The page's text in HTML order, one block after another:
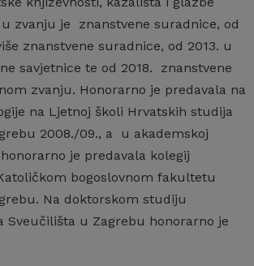
u zvanju je znanstvene suradnice, od
znanstvene suradnice, od 2013. u
savjetnice te od 2018. znanstvene
zvanju. Honorarno je predavala na
na Ljetnoj školi Hrvatskih studija
2008./09., a u akademskoj
je predavala kolegij
bogoslovnom fakultetu
Na doktorskom studiju
Sveučilišta u Zagrebu honorarno je